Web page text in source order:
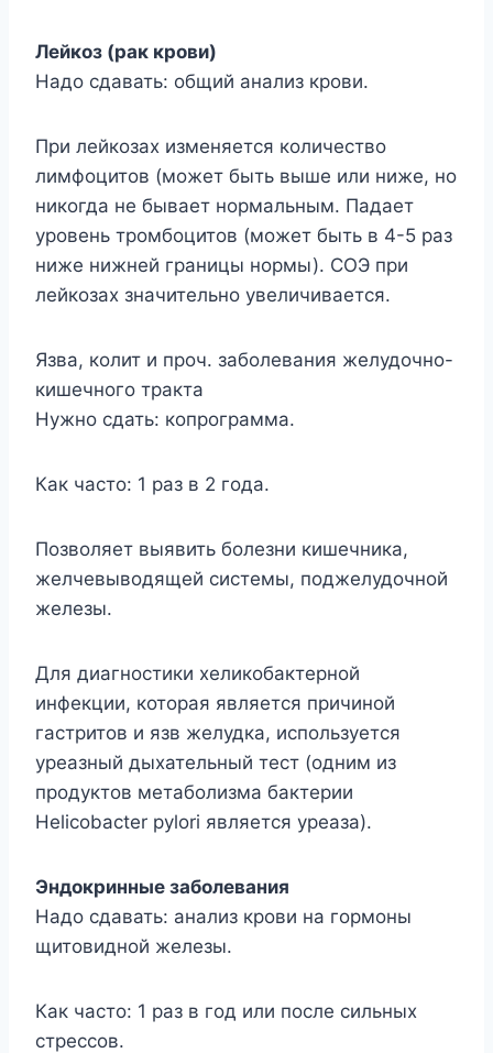
Лейкоз (рак крови)
Надо сдавать: общий анализ крови.
При лейкозах изменяется количество
лимфоцитов (может быть выше или ниже, но
никогда не бывает нормальным. Падает
уровень тромбоцитов (может быть в 4-5 раз
ниже нижней границы нормы). СОЭ при
лейкозах значительно увеличивается.
Язва, колит и проч. заболевания желудочно-
кишечного тракта
Нужно сдать: копрограмма.
Как часто: 1 раз в 2 года.
Позволяет выявить болезни кишечника,
желчевыводящей системы, поджелудочной
железы.
Для диагностики хеликобактерной
инфекции, которая является причиной
гастритов и язв желудка, используется
уреазный дыхательный тест (одним из
продуктов метаболизма бактерии
Helicobacter pylori является уреаза).
Эндокринные заболевания
Надо сдавать: анализ крови на гормоны
щитовидной железы.
Как часто: 1 раз в год или после сильных
стрессов.